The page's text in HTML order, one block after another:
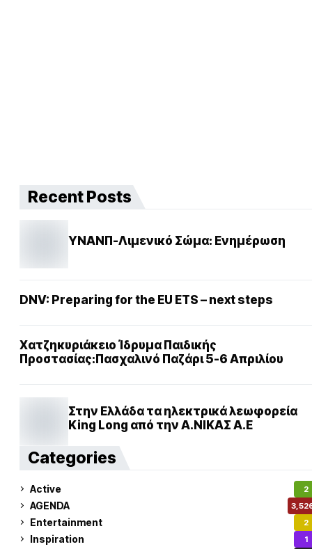
Recent Posts
ΥΝΑΝΠ-Λιμενικό Σώμα: Ενημέρωση
DNV: Preparing for the EU ETS – next steps
Χατζηκυριάκειο Ίδρυμα Παιδικής
Προστασίας:Πασχαλινό Παζάρι 5-6 Απριλίου
Στην Ελλάδα τα ηλεκτρικά λεωφορεία
King Long από την Α.ΝΙΚΑΣ Α.Ε
Categories
Active 2
AGENDA
Entertainment 2
Inspiration 1